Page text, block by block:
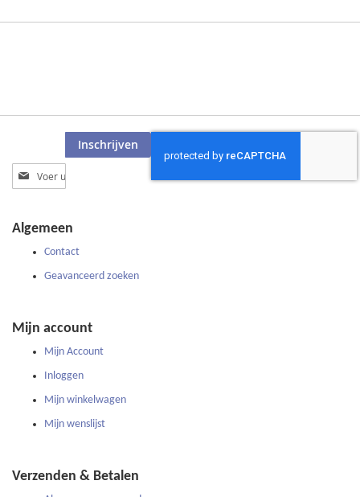
Abonneer
u
nieuwsbrief
Inschrijven
Algemeen
Contact
Geavanceerd zoeken
Mijn account
Mijn Account
Inloggen
Mijn winkelwagen
Mijn wenslijst
Verzenden & Betalen